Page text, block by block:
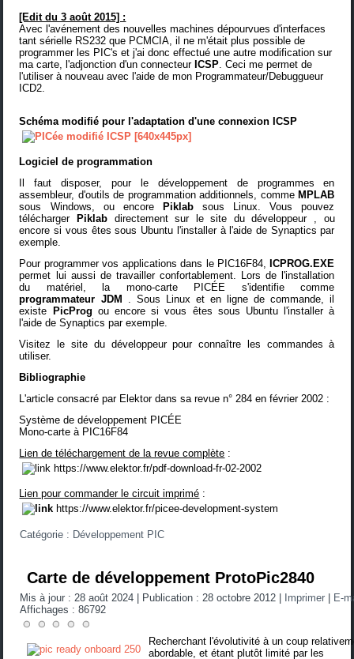
[Edit du 3 août 2015] :
Avec l'avénement des nouvelles machines dépourvues d'interfaces
tant sérielle RS232 que PCMCIA, il ne m'était plus possible de
programmer les PIC's et j'ai donc effectué une autre modification sur
ma carte, l'adjonction d'un connecteur ICSP. Ceci me permet de
l'utiliser à nouveau avec l'aide de mon Programmateur/Debuggueur
ICD2.
Schéma modifié pour l'adaptationd'une connexion ICSP
Logiciel de programmation
Il faut disposer, pour le développement de programmes en
assembleur, d'outils de programmation additionnels, comme MPLAB
sous Windows, ou encore
Piklab
sous Linux. Vous pouvez
télécharger
Piklab directement sur lesite du développeur
, ou
encore si vous êtes sous Ubuntu l'installer à l'aide de Synaptics par
exemple.
Pour programmer vos applications dans le PIC16F84, ICPROG.EXE
permet lui aussi de travailler confortablement. Lors de l'installation
du matériel, la mono-carte PICÉE s'identifie comme
programmateur JDM
. Sous Linux et en ligne de commande, il
existe
PicProg ou encore si vous êtes sous Ubuntu l'installer à
l'aide de Synaptics par exemple.
Visitez lesite du développeur pour connaître les commandes à
utiliser.
Bibliographie
L'article consacré par Elektor dans sa revue n° 284 en février 2002 :
Système de développement PICÉE
Mono-carte à PIC16F84
Lien de téléchargement de la revue complète :
https://www.elektor.fr/pdf-download-fr-02-2002
Lien pour commander le circuit imprimé :
https://www.elektor.fr/picee-development-system
Catégorie : Développement PIC
Carte de développement ProtoPic2840
Mis à jour : 28 août 2024 Publication : 28 octobre 2012 Imprimer
E-
Affichages : 86792
Recherchant l'évolutivité à un coup
abordable, et étant plutôt limité par les